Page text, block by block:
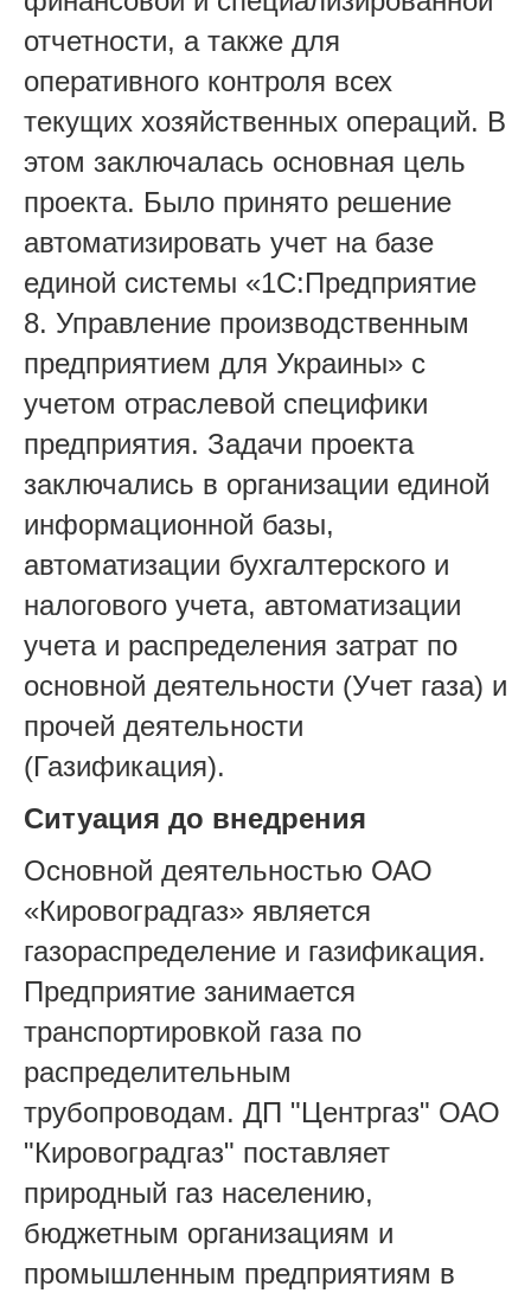
отчетности, а также для
оперативного контроля всех
текущих хозяйственных операций. В
этом заключалась основная цель
проекта. Было принято решение
автоматизировать учет на базе
единой системы «1С:Предприятие
8. Управление производственным
предприятием для Украины» с
учетом отраслевой специфики
предприятия. Задачи проекта
заключались в организации единой
информационной базы,
автоматизации бухгалтерского и
налогового учета, автоматизации
учета и распределения затрат по
основной деятельности (Учет газа) и
прочей деятельности
(Газификация).
Ситуация до внедрения
Основной деятельностью ОАО
«Кировоградгаз» является
газораспределение и газификация.
Предприятие занимается
транспортировкой газа по
распределительным
трубопроводам. ДП "Центргаз" ОАО
"Кировоградгаз" поставляет
природный газ населению,
бюджетным организациям и
промышленным предприятиям в